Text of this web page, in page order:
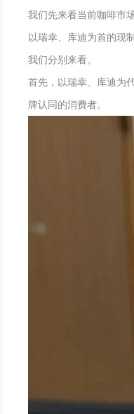
我们先来看当前咖啡市
以瑞幸、库迪为首的现
我们分别来看。
首先，以瑞幸、库迪为
牌认同的消费者。